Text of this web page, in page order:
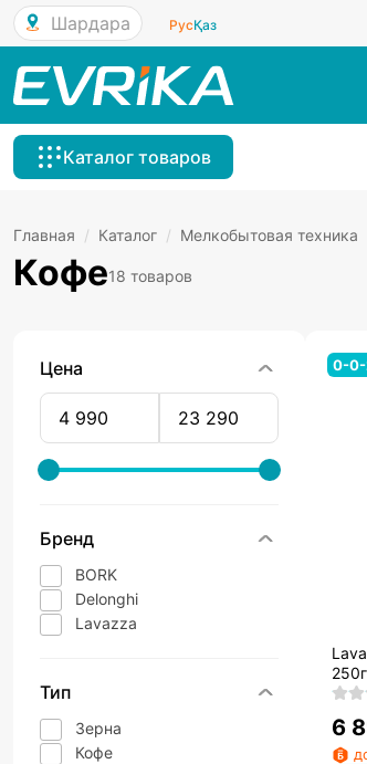
Шардара РусҚаз
Каталог товаров
Главная / Каталог / Мелкобытовая техника
Кофе18 товаров
Цена
Бренд
BORK
Delonghi
Lavazza
Тип
Зерна
Кофе
0-
6